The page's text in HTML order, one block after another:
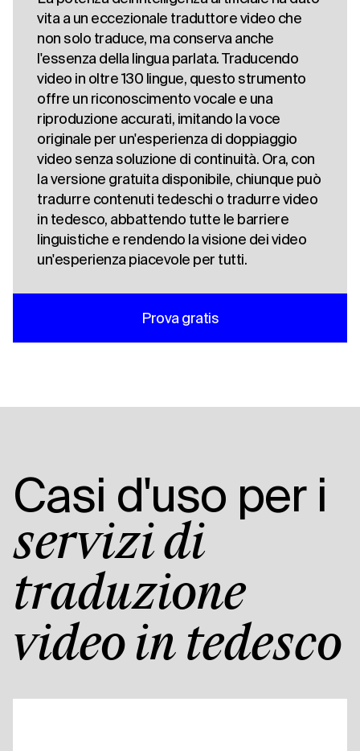
vita a un eccezionale traduttore video che
non solo traduce, ma conserva anche
l'essenza della lingua parlata. Traducendo
video in oltre 130 lingue, questo strumento
offre un riconoscimento vocale e una
riproduzione accurati, imitando la voce
originale per un'esperienza di doppiaggio
video senza soluzione di continuità. Ora, con
la versione gratuita disponibile, chiunque può
tradurre contenuti tedeschi o tradurre video
in tedesco, abbattendo tutte le barriere
linguistiche e rendendo la visione dei video
un'esperienza piacevole per tutti.
Prova gratis
Casi d'uso per i
servizi di
traduzione
video in tedesco